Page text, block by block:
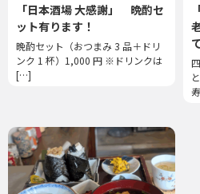
「日本酒場 大感謝」 晩酌セ
ット有ります！
晩酌セット（おつまみ 3 品＋ドリ
ンク 1 杯）1,000 円 ※ドリンクは
[…]